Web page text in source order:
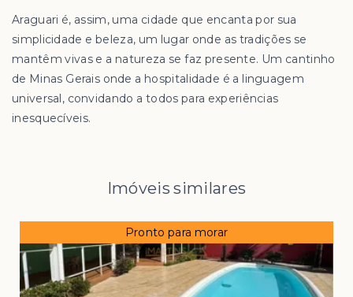
Araguari é, assim, uma cidade que encanta por sua
simplicidade e beleza, um lugar onde as tradições se
mantêm vivas e a natureza se faz presente. Um cantinho
de Minas Gerais onde a hospitalidade é a linguagem
universal, convidando a todos para experiências
inesquecíveis.
Imóveis similares
Pronto para morar